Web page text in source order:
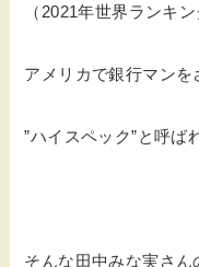
（2021年世界ランキン
アメリカで銀行マンを
”ハイスペック”と呼ば
そんな田中みな実さん